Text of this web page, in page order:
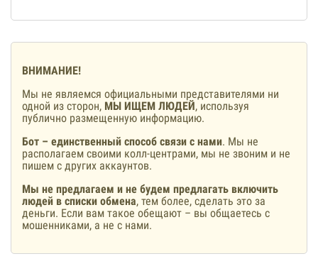
ВНИМАНИЕ!
Мы не являемся официальными представителями ни
одной из сторон, МЫ ИЩЕМ ЛЮДЕЙ, используя
публично размещенную информацию.
Бот – единственный способ связи с нами. Мы не
располагаем своими колл-центрами, мы не звоним и не
пишем с других аккаунтов.
Мы не предлагаем и не будем предлагать включить
людей в списки обмена, тем более, сделать это за
деньги. Если вам такое обещают – вы общаетесь с
мошенниками, а не с нами.